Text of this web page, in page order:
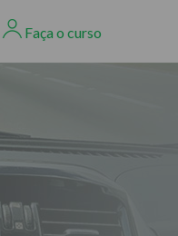
Faça o curso